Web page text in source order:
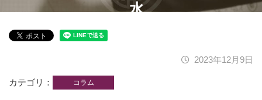
水
2023年12月9日
カテゴリ コラム